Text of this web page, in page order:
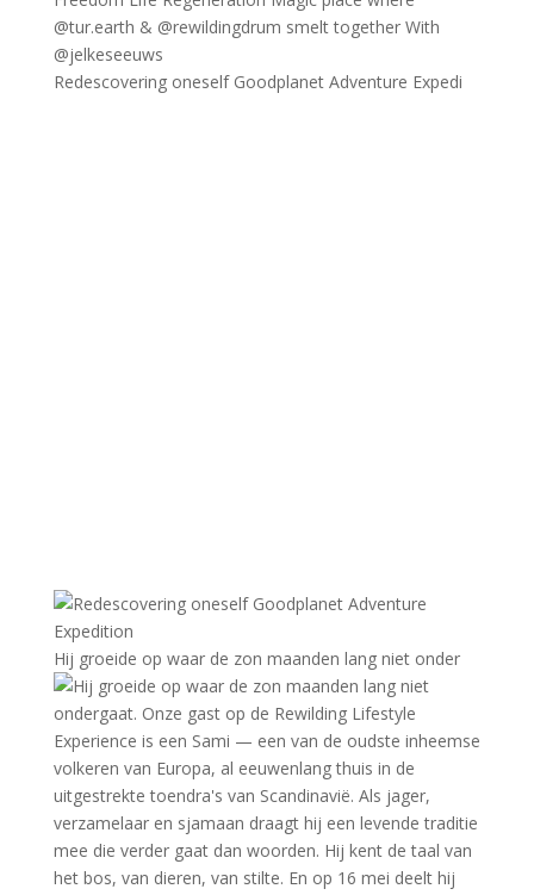
Redescovering oneself Goodplanet Adventure Expedi
Hij groeide op waar de zon maanden lang niet onder